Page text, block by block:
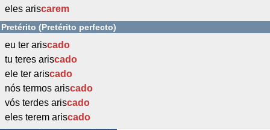
eles ariscarem
Pretérito (Pretérito perfecto)
eu ter ariscado
tu teres ariscado
ele ter ariscado
nós termos ariscado
vós terdes ariscado
eles terem ariscado